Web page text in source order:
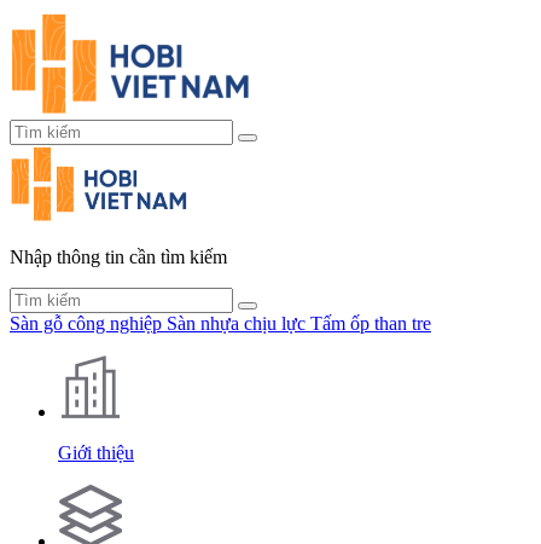
Nhập thông tin cần tìm kiếm
Sàn gỗ công nghiệp Sàn nhựa chịu lực Tấm ốp than tre
Giới thiệu